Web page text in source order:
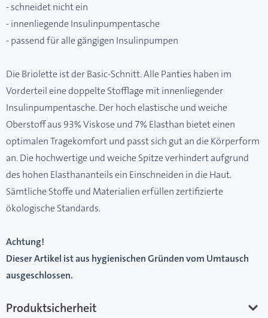
- schneidet nicht ein
- innenliegende Insulinpumpentasche
- passend für alle gängigen Insulinpumpen
Die Briolette ist der Basic-Schnitt. Alle Panties haben im
Vorderteil eine doppelte Stofflage mit innenliegender
Insulinpumpentasche. Der hoch elastische und weiche
Oberstoff aus 93% Viskose und 7% Elasthan bietet einen
optimalen Tragekomfort und passt sich gut an die Körperform
an. Die hochwertige und weiche Spitze verhindert aufgrund
des hohen Elasthananteils ein Einschneiden in die Haut.
Sämtliche Stoffe und Materialien erfüllen zertifizierte
ökologische Standards.
Achtung!
Dieser Artikel ist aus hygienischen Gründen vom Umtausch
ausgeschlossen.
Produktsicherheit